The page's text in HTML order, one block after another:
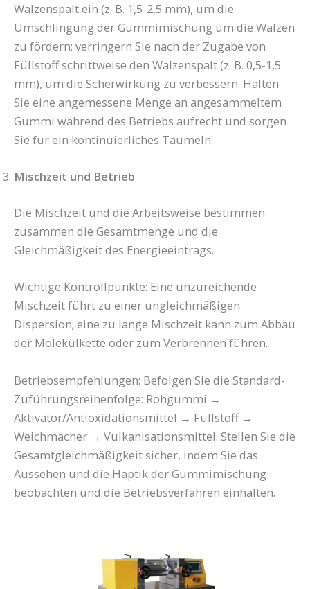
Walzenspalt ein (z. B. 1,5-2,5 mm), um die
Umschlingung der Gummimischung um die Walzen
zu fördern; verringern Sie nach der Zugabe von
Füllstoff schrittweise den Walzenspalt (z. B. 0,5-1,5
mm), um die Scherwirkung zu verbessern. Halten
Sie eine angemessene Menge an angesammeltem
Gummi während des Betriebs aufrecht und sorgen
Sie für ein kontinuierliches Taumeln.
Mischzeit und Betrieb
Die Mischzeit und die Arbeitsweise bestimmen
zusammen die Gesamtmenge und die
Gleichmäßigkeit des Energieeintrags.
Wichtige Kontrollpunkte: Eine unzureichende
Mischzeit führt zu einer ungleichmäßigen
Dispersion; eine zu lange Mischzeit kann zum Abbau
der Molekülkette oder zum Verbrennen führen.
Betriebsempfehlungen: Befolgen Sie die Standard-
Zuführungsreihenfolge: Rohgummi →
Aktivator/Antioxidationsmittel → Füllstoff →
Weichmacher → Vulkanisationsmittel. Stellen Sie die
Gesamtgleichmäßigkeit sicher, indem Sie das
Aussehen und die Haptik der Gummimischung
beobachten und die Betriebsverfahren einhalten.